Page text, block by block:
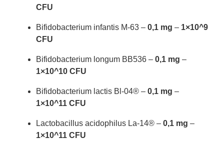
CFU
Bifidobacterium infantis M-63 – 0,1 mg – 1×10^9
CFU
Bifidobacterium longum BB536 – 0,1 mg –
1×10^10 CFU
Bifidobacterium lactis Bl-04® – 0,1 mg –
1×10^11 CFU
Lactobacillus acidophilus La-14® – 0,1 mg –
1×10^11 CFU